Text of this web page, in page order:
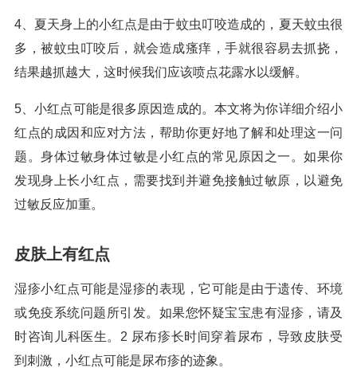
4、夏天身上的小红点是由于蚊虫叮咬造成的，夏天蚊虫很
多，被蚊虫叮咬后，就会造成瘙痒，手就很容易去抓挠，
结果越抓越大，这时候我们应该喷点花露水以缓解。
5、小红点可能是很多原因造成的。本文将为你详细介绍小
红点的成因和应对方法，帮助你更好地了解和处理这一问
题。身体过敏身体过敏是小红点的常见原因之一。如果你
发现身上长小红点，需要找到并避免接触过敏原，以避免
过敏反应加重。
皮肤上有红点
湿疹小红点可能是湿疹的表现，它可能是由于遗传、环境
或免疫系统问题所引发。如果您怀疑宝宝患有湿疹，请及
时咨询儿科医生。2 尿布疹长时间穿着尿布，导致皮肤受
到刺激，小红点可能是尿布疹的迹象。